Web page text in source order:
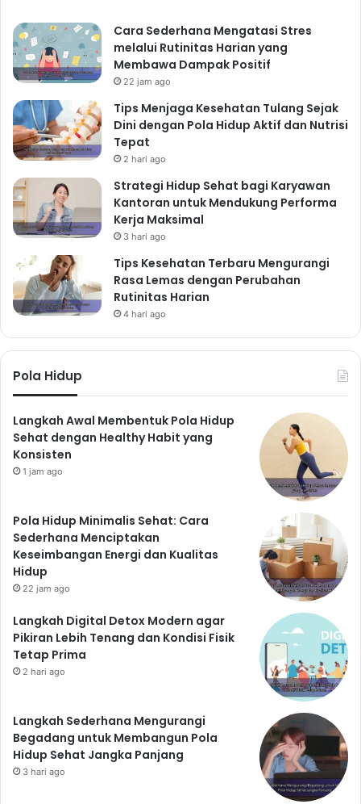
Cara Sederhana Mengatasi Stres
melalui Rutinitas Harian yang
Membawa Dampak Positif
22 jam ago
Tips Menjaga Kesehatan Tulang Sejak
Dini dengan Pola Hidup Aktif dan Nutrisi
Tepat
2 hari ago
Strategi Hidup Sehat bagi Karyawan
Kantoran untuk Mendukung Performa
Kerja Maksimal
3 hari ago
Tips Kesehatan Terbaru Mengurangi
Rasa Lemas dengan Perubahan
Rutinitas Harian
4 hari ago
Pola Hidup
Langkah Awal Membentuk Pola Hidup
Sehat dengan Healthy Habit yang
Konsisten
1 jam ago
Pola Hidup Minimalis Sehat: Cara
Sederhana Menciptakan
Keseimbangan Energi dan Kualitas
Hidup
22 jam ago
Langkah Digital Detox Modern agar
Pikiran Lebih Tenang dan Kondisi Fisik
Tetap Prima
2 hari ago
Langkah Sederhana Mengurangi
Begadang untuk Membangun Pola
Hidup Sehat Jangka Panjang
3 hari ago